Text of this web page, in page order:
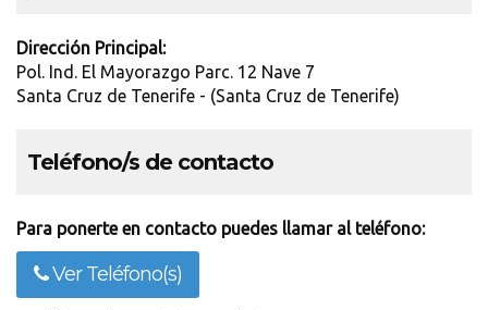
Dirección Principal:
Pol. Ind. El Mayorazgo Parc. 12 Nave 7
Santa Cruz de Tenerife - (Santa Cruz de Tenerife)
Teléfono/s de contacto
Para ponerte en contacto puedes llamar al teléfono:
Ver Teléfono(s)